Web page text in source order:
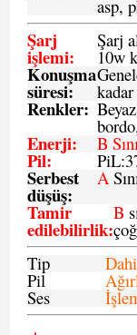
asp,
Şarj
işlemi:
Şarj
10w
Konuşma
süresi:
Renkler:
Enerji: B
Pil:
Serbest
düşüş:
A
Tamir
edilebilirlik:
B
Tip
Pil
Ses